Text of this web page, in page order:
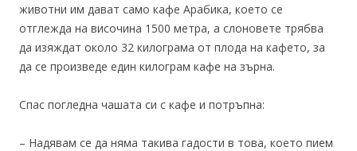
животни им дават само кафе Арабика, което се
отглежда на височина 1500 метра, а слоновете трябва
да изяждат около 32 килограма от плода на кафето, за
да се произведе един килограм кафе на зърна.
Спас погледна чашата си с кафе и потръпна:
– Надявам се да няма такива гадости в това, което пием